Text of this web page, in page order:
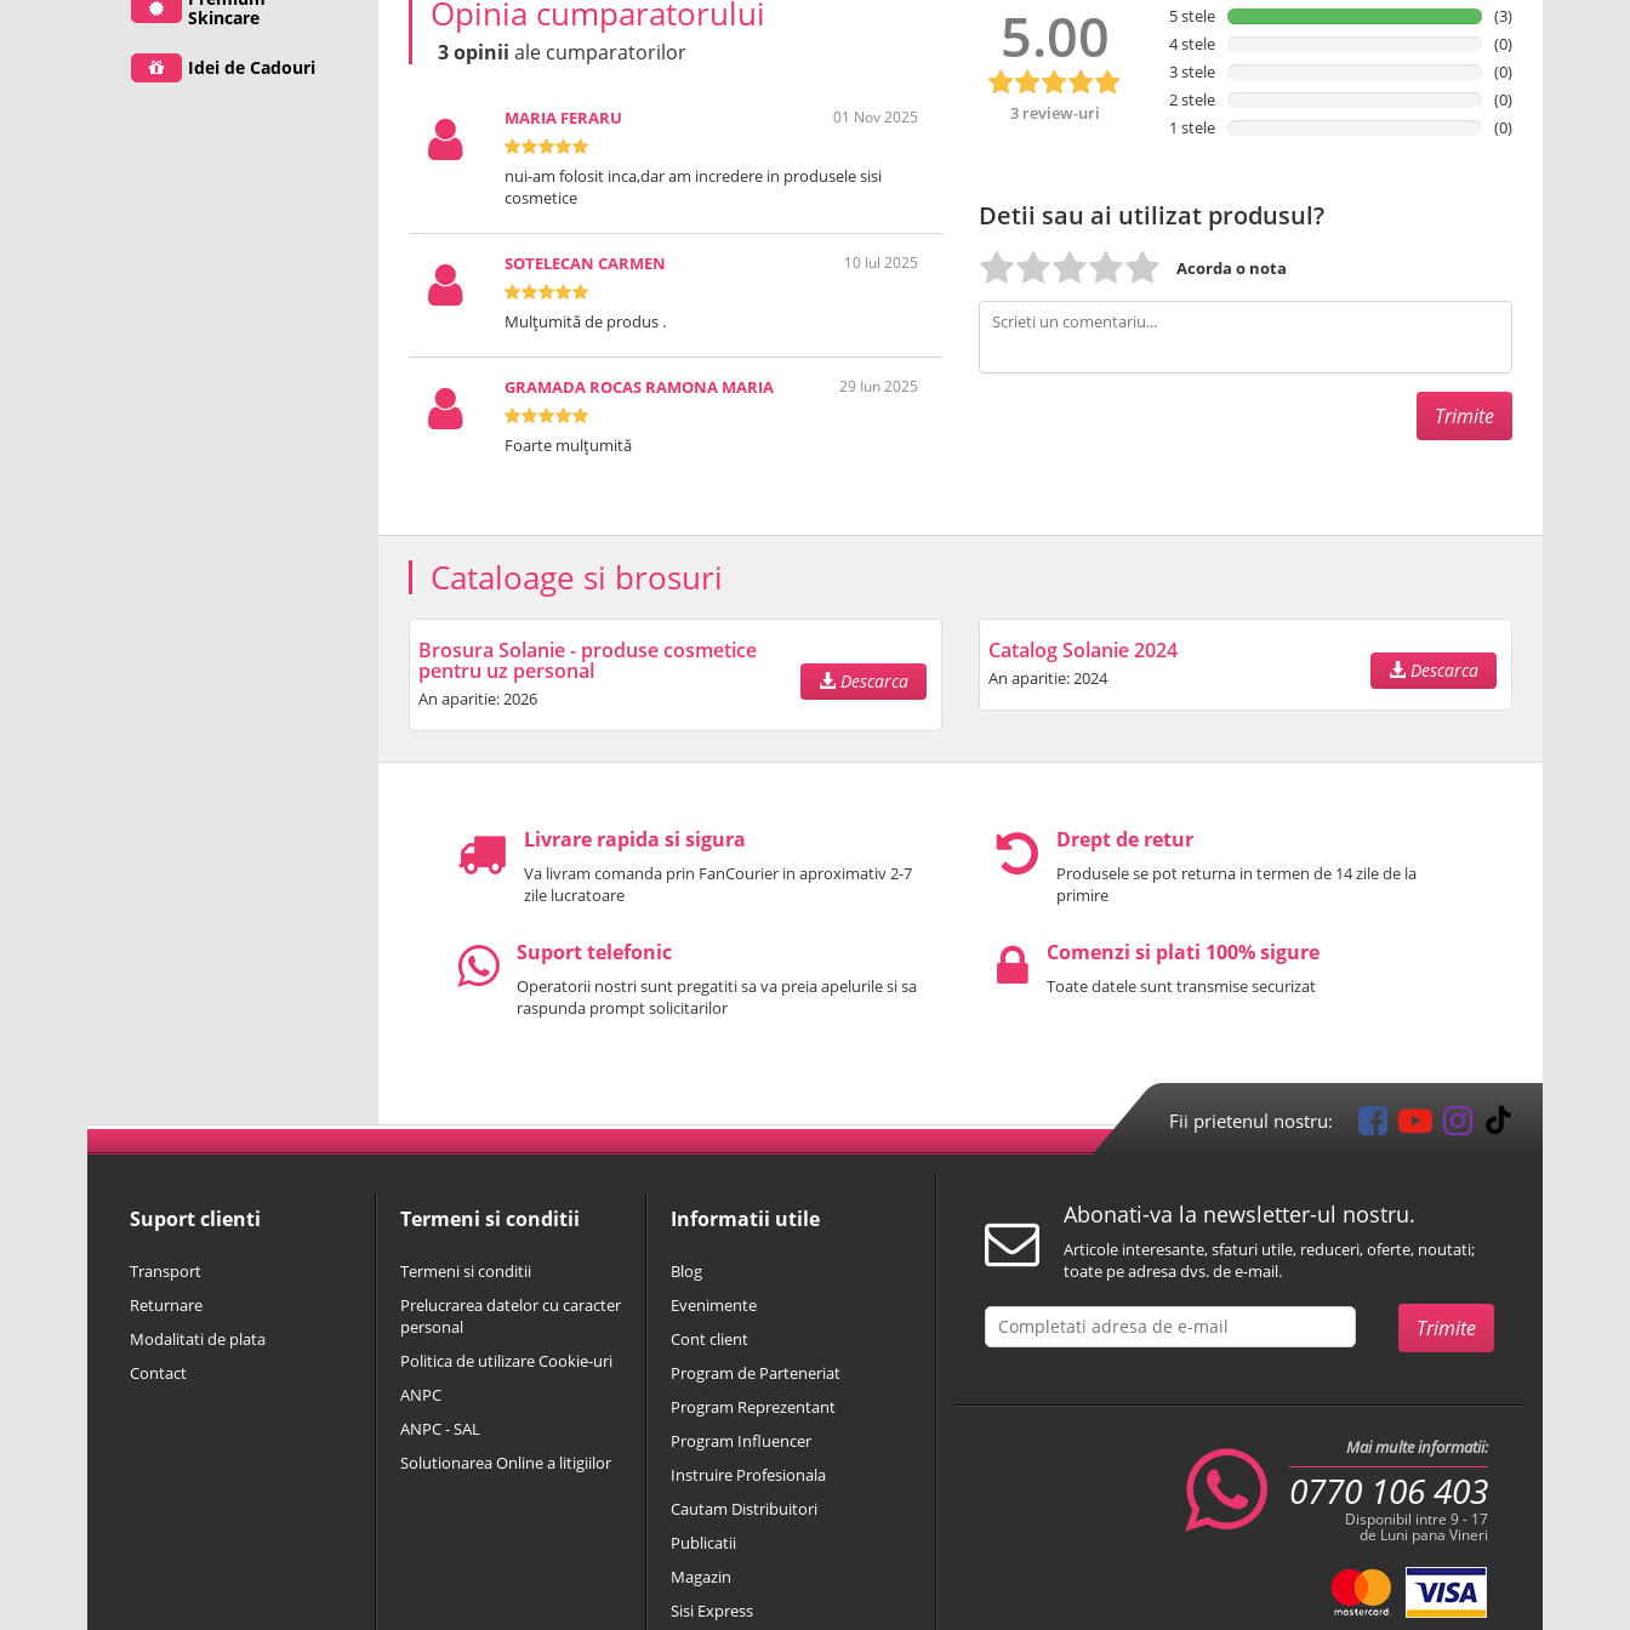
Skincare
Idei de Cadouri
Opinia cumparatorului
3 opinii ale cumparatorilor
MARIA FERARU 01 Nov 2025
nui-am folosit inca,dar am incredere in produsele sisi
cosmetice
SOTELECAN CARMEN 10 Iul 2025
Mulțumită de produs .
GRAMADA ROCAS RAMONA MARIA 29 Iun 2025
Foarte mulțumită
5.00
3 review-uri
5 stele
(3)
4 stele
(0)
3 stele
(0)
2 stele
(0)
1 stele
(0)
Detii sau ai utilizat produsul?
Acorda o nota
Cataloage si brosuri
Brosura Solanie - produse cosmetice
pentru uz personal
An aparitie: 2026
Descarca
Catalog Solanie 2024
An aparitie: 2024 Descarca
Livrare rapida si sigura
Va livram comanda prin FanCourier in aproximativ 2-7
zile lucratoare
Drept de retur
Produsele se pot returna in termen de 14 zile de la
primire
Suport telefonic
Operatorii nostri sunt pregatiti sa va preia apelurile si sa
raspunda prompt solicitarilor
Comenzi si plati 100% sigure
Toate datele sunt transmise securizat
Fii prietenul nostru:
Suport clienti
Transport
Returnare
Modalitati de plata
Contact
Termeni si conditii
Termeni si conditii
Prelucrarea datelor cu caracter
personal
Politica de utilizare Cookie-uri
ANPC
ANPC - SAL
Solutionarea Online a litigiilor
Informatii utile
Blog
Evenimente
Cont client
Program de Parteneriat
Program Reprezentant
Program Influencer
Instruire Profesionala
Cautam Distribuitori
Publicatii
Magazin
Sisi Express
Abonati-va la newsletter-ul nostru.
Articole interesante, sfaturi utile, reduceri, oferte, noutati;
toate pe adresa dvs. de e-mail.
Mai multe informatii:
0770 106 403
Disponibil intre 9 - 17
de Luni pana Vineri